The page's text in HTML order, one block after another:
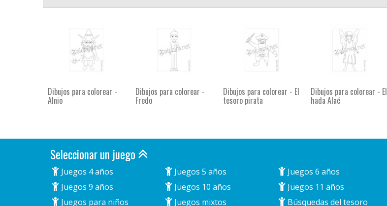
Dibujos para colorear -
Alnio
Dibujos para colorear -
Fredo
Dibujos para colorear - El
tesoro pirata
Dibujos para colorear - El
hada Alaé
Seleccionar un juego
Juegos 4 años Juegos 5 años Juegos 6 años
Juegos 9 años
Juegos 10 años Juegos 11 años
Juegos para niños
Juegos mixtos Búsquedas del tesoro